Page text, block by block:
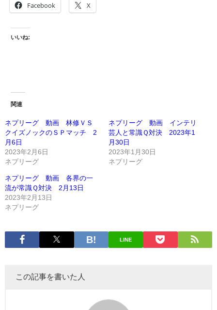
Facebook X
いいね:
関連
ネプリーグ 動画 林修ＶＳ
クイズノックのＳＰマッチ 2
月6日
2023年2月6日
ネプリーグ
ネプリーグ 動画 インテリ
芸人と常識Ｑ対決 2023年1
月30日
2023年1月30日
ネプリーグ
ネプリーグ 動画 各界の一
流が常識Ｑ対決 2月13日
2023年2月13日
ネプリーグ
LINE
この記事を書いた人